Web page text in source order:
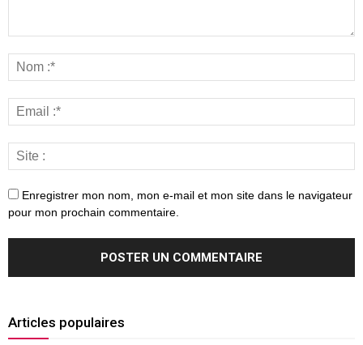
Enregistrer mon nom, mon e-mail et mon site dans le navigateur
pour mon prochain commentaire.
Articles populaires